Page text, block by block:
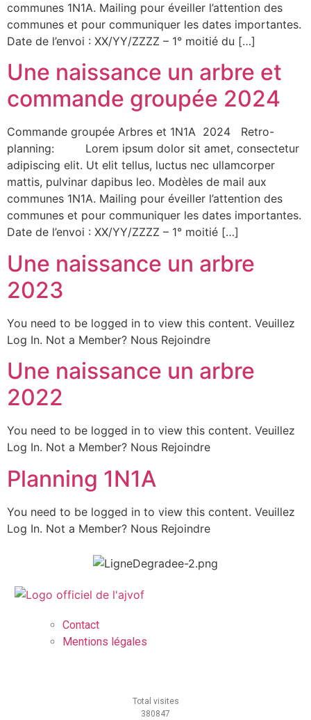
communes 1N1A. Mailing pour éveiller l’attention des
communes et pour communiquer les dates importantes.
Date de l’envoi : XX/YY/ZZZZ – 1° moitié du […]
Une naissance un arbre et
commande groupée 2024
Commande groupée Arbres et 1N1A 2024 Retro-
planning: Lorem ipsum dolor sit amet, consectetur
adipiscing elit. Ut elit tellus, luctus nec ullamcorper
mattis, pulvinar dapibus leo. Modèles de mail aux
communes 1N1A. Mailing pour éveiller l’attention des
communes et pour communiquer les dates importantes.
Date de l’envoi : XX/YY/ZZZZ – 1° moitié […]
Une naissance un arbre
2023
You need to be logged in to view this content. Veuillez
Log In. Not a Member? Nous Rejoindre
Une naissance un arbre
2022
You need to be logged in to view this content. Veuillez
Log In. Not a Member? Nous Rejoindre
Planning 1N1A
You need to be logged in to view this content. Veuillez
Log In. Not a Member? Nous Rejoindre
Contact
Mentions légales
Total visites
380847